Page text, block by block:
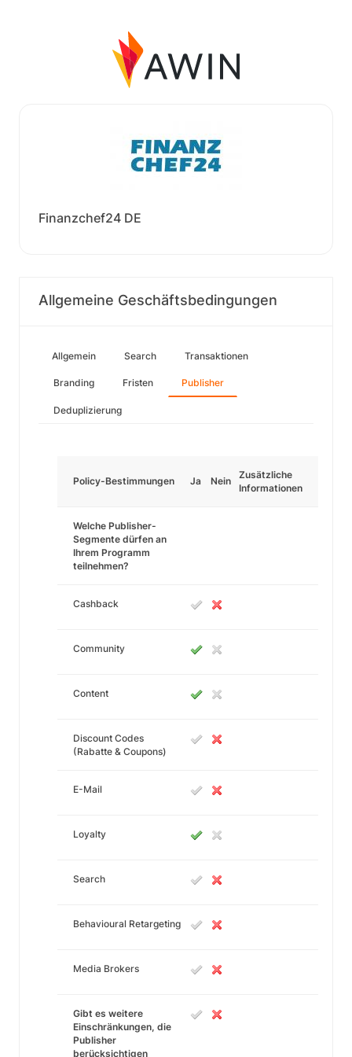
Finanzchef24 DE
Allgemeine Geschäftsbedingungen
Allgemein Search Transaktionen
Branding Fristen Publisher
Deduplizierung
Policy-Bestimmungen Ja Nein
Zusätzliche
Informationen
Welche Publisher-
Segmente dürfen an
Ihrem Programm
teilnehmen?
Cashback
Community
Content
Discount Codes
(Rabatte & Coupons)
E-Mail
Loyalty
Search
Behavioural Retargeting
Media Brokers
Gibt es weitere
Einschränkungen, die
Publisher
berücksichtigen